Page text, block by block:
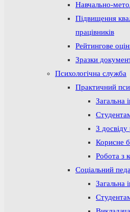
Навчально-
Підвищення
працівників
Рейтингове
Зразки
Психологічна служба
Практичний
Загальна
З
Корисне
Робота з
Соціальний
Загальна